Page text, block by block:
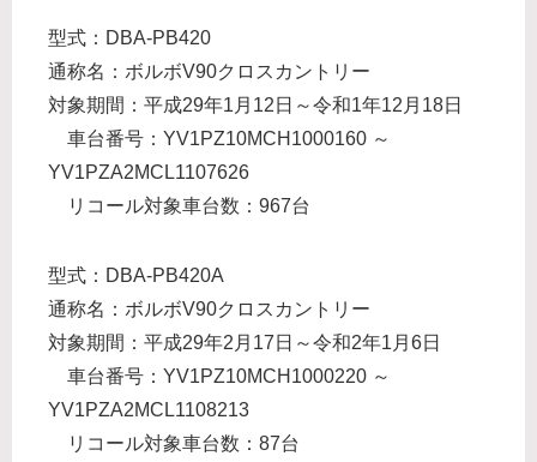
型式：DBA-PB420
通称名：ボルボV90クロスカントリー
対象期間：平成29年1月12日～令和1年12月18日
車台番号：YV1PZ10MCH1000160 ～
YV1PZA2MCL1107626
リコール対象車台数：967台
型式：DBA-PB420A
通称名：ボルボV90クロスカントリー
対象期間：平成29年2月17日～令和2年1月6日
車台番号：YV1PZ10MCH1000220 ～
YV1PZA2MCL1108213
リコール対象車台数：87台